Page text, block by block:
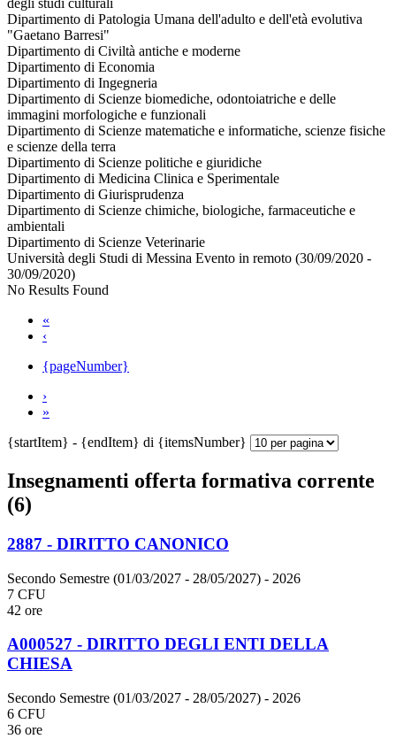
degli studi culturali
Dipartimento di Patologia Umana dell'adulto e dell'età evolutiva
"Gaetano Barresi"
Dipartimento di Civiltà antiche e moderne
Dipartimento di Economia
Dipartimento di Ingegneria
Dipartimento di Scienze biomediche, odontoiatriche e delle
immagini morfologiche e funzionali
Dipartimento di Scienze matematiche e informatiche, scienze fisiche
e scienze della terra
Dipartimento di Scienze politiche e giuridiche
Dipartimento di Medicina Clinica e Sperimentale
Dipartimento di Giurisprudenza
Dipartimento di Scienze chimiche, biologiche, farmaceutiche e
ambientali
Dipartimento di Scienze Veterinarie
Università degli Studi di Messina Evento in remoto (30/09/2020 -
30/09/2020)
No Results Found
«
‹
{pageNumber}
›
»
{startItem} - {endItem} di {itemsNumber}
Insegnamenti offerta formativa corrente
(6)
2887 - DIRITTO CANONICO
Secondo Semestre (01/03/2027 - 28/05/2027) - 2026
7 CFU
42 ore
A000527 - DIRITTO DEGLI ENTI DELLA
CHIESA
Secondo Semestre (01/03/2027 - 28/05/2027) - 2026
6 CFU
36 ore